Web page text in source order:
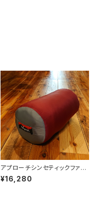
アプローチシンセティックファイ
バー800
¥16,280